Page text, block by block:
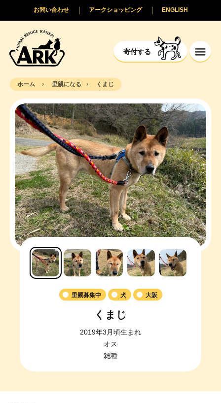
寄付する
ENGLISH
アークショッピング
お問い合わせ
ホーム 里親になる くまじ
里親募集中 犬 大阪
くまじ
2019年3月頃生まれ
オス
雑種